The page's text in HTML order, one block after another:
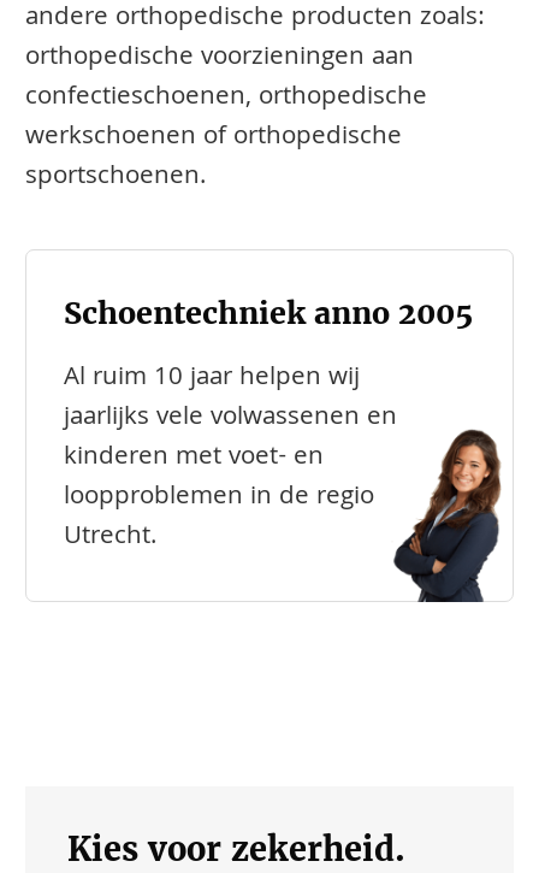
andere orthopedische producten zoals:
orthopedische voorzieningen aan
confectieschoenen, orthopedische
werkschoenen of orthopedische
sportschoenen.
Schoentechniek anno 2005
Al ruim 10 jaar helpen wij
jaarlijks vele volwassenen en
kinderen met voet- en
loopproblemen in de regio
Utrecht.
Kies voor zekerheid.